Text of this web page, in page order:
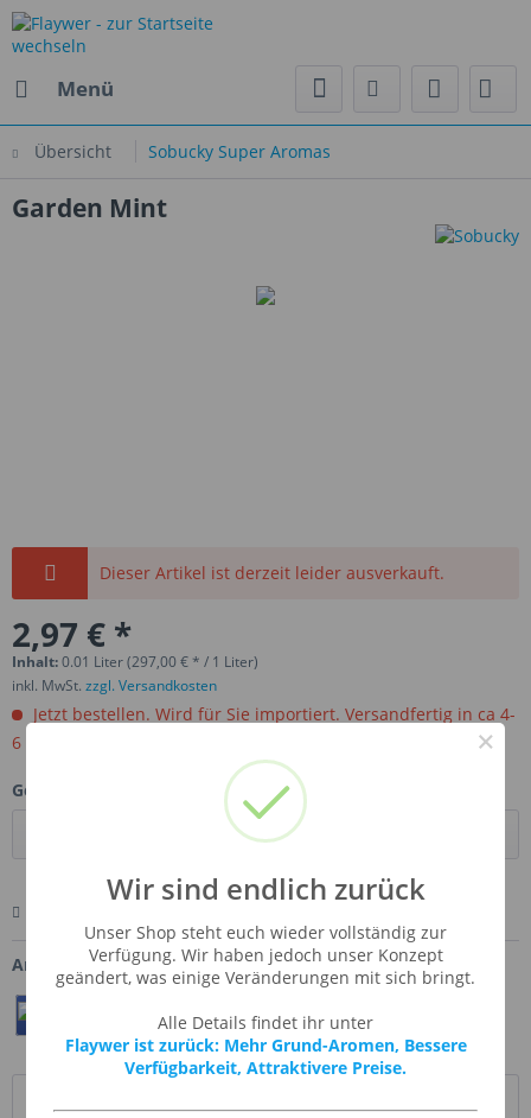
Menü
Übersicht Sobucky Super Aromas
Garden Mint
Dieser Artikel ist derzeit leider ausverkauft.
2,97 € *
Inhalt:0.01 Liter (297,00 € * / 1 Liter)
inkl. MwSt. zzgl. Versandkosten
Jetzt bestellen. Wird für Sie importiert. Versandfertig in ca 4-
6 Wochen.
Gebinde:
Artikel-Nr.: SSA-GARMIN
Twittern Pin It
×
Wir sind endlich zurück
Unser Shop steht euch wieder vollständig zur
Verfügung. Wir haben jedoch unser Konzept
geändert, was einige Veränderungen mit sich bringt.
Alle Details findet ihr unter
Flaywer ist zurück: Mehr Grund-Aromen, Bessere
Verfügbarkeit, Attraktivere Preise.